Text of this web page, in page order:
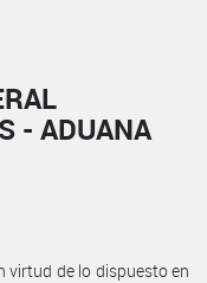
- ADUANA
virtud de lo dispuesto en